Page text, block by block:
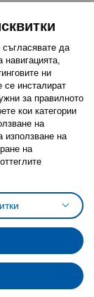
личните данни
ikea.bg
IKEA Family
да
навигацията,
ни
се инсталират
за правилното
кои категории
на
използване на
на